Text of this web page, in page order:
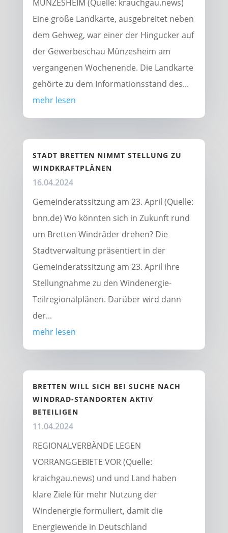
MÜNZESHEIM (Quelle: krauchgau.news)
Eine große Landkarte, ausgebreitet neben
dem Gehweg, war einer der Hingucker auf
der Gewerbeschau Münzesheim am
vergangenen Wochenende. Die Landkarte
gehörte zu dem Informationsstand des...
mehr lesen
STADT BRETTEN NIMMT STELLUNG ZU
WINDKRAFTPLÄNEN
16.04.2024
Gemeinderatssitzung am 23. April (Quelle:
bnn.de) Wo könnten sich in Zukunft rund
um Bretten Windräder drehen? Die
Stadtverwaltung präsentiert in der
Gemeinderatssitzung am 23. April ihre
Stellungnahme zu den Windenergie-
Teilregionalplänen. Darüber wird dann
der...
mehr lesen
BRETTEN WILL SICH BEI SUCHE NACH
WINDRAD-STANDORTEN AKTIV
BETEILIGEN
11.04.2024
REGIONALVERBÄNDE LEGEN
VORRANGGEBIETE VOR (Quelle:
kraichgau.news) und und Land haben
klare Ziele für mehr Nutzung der
Windenergie formuliert, damit die
Energiewende in Deutschland